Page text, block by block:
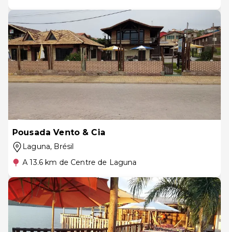
Pousada Vento & Cia
Laguna, Brésil
A 13.6 km de Centre de Laguna